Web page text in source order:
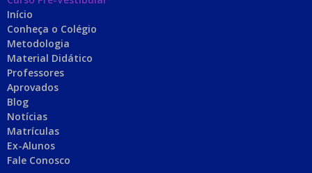
Início
Conheça o Colégio
Metodologia
Material Didático
Professores
Aprovados
Blog
Notícias
Matrículas
Ex-Alunos
Fale Conosco